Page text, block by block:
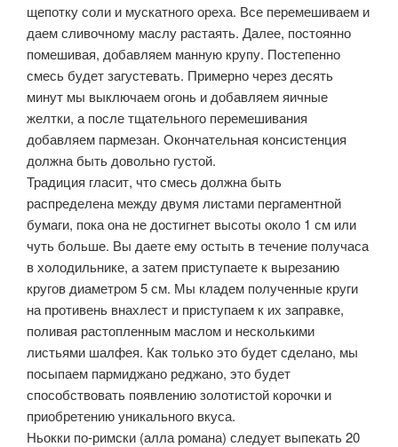
щепотку соли и мускатного ореха. Все перемешиваем и
даем сливочному маслу растаять. Далее, постоянно
помешивая, добавляем манную крупу. Постепенно
смесь будет загустевать. Примерно через десять
минут мы выключаем огонь и добавляем яичные
желтки, а после тщательного перемешивания
добавляем пармезан. Окончательная консистенция
должна быть довольно густой.
Традиция гласит, что смесь должна быть
распределена между двумя листами пергаментной
бумаги, пока она не достигнет высоты около 1 см или
чуть больше. Вы даете ему остыть в течение получаса
в холодильнике, а затем приступаете к вырезанию
кругов диаметром 5 см. Мы кладем полученные круги
на противень внахлест и приступаем к их заправке,
поливая растопленным маслом и несколькими
листьями шалфея. Как только это будет сделано, мы
посыпаем пармиджано реджано, это будет
способствовать появлению золотистой корочки и
приобретению уникального вкуса.
Ньокки по-римски (алла романа) следует выпекать 20